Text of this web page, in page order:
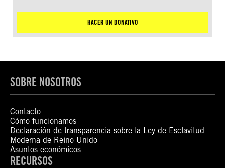
HACER UN DONATIVO
SOBRE NOSOTROS
Contacto
Cómo funcionamos
Declaración de transparencia sobre la Ley de Esclavitud
Moderna de Reino Unido
Asuntos económicos
RECURSOS